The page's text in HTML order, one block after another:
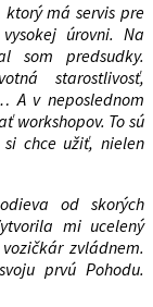
má servis pre
úrovni. Na
som predsudky.
starostlivosť,
A v neposlednom
workshopov. To sú
chce užiť, nielen
od skorých
mi ucelený
zvládnem.
prvú Pohodu.